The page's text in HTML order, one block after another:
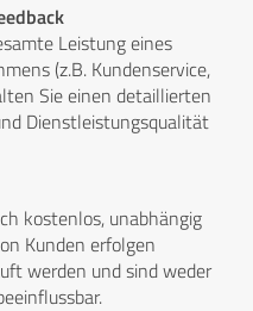
Leistung eines
(z.B. Kundenservice,
Sie einen detaillierten
Dienstleistungsqualität
kostenlos, unabhängig
Kunden erfolgen
werden und sind weder